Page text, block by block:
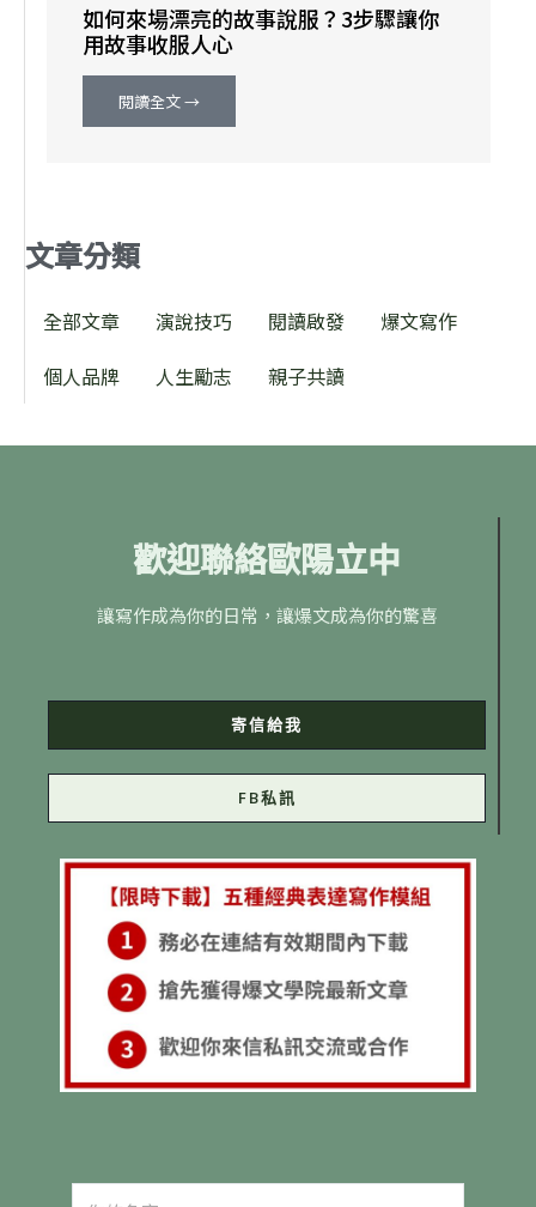
如何來場漂亮的故事說服？3步驟讓你
用故事收服人心
閱讀全文 →
文章分類
全部文章 演說技巧 閱讀啟發
爆文寫作
個人品牌
人生勵志 親子共讀
歡迎聯絡歐陽立中
讓寫作成為你的日常，讓爆文成為你的驚喜
寄信給我
FB私訊